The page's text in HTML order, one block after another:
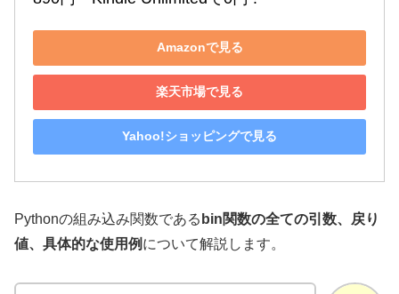
Amazonで見る
楽天市場で見る
Yahoo!ショッピングで見る
Pythonの組み込み関数である bin関数の全ての引数、戻り
値、具体的な使用例 について解説します。